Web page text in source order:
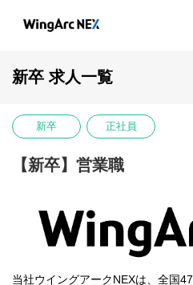
新卒 求人一覧
新卒 正社員
【新卒】営業職
当社ウイングアークNEXは、全国